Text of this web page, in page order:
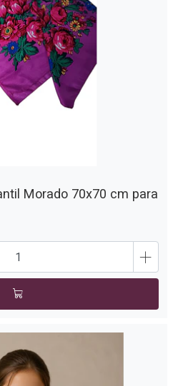
Morado 70x70 cm para
+